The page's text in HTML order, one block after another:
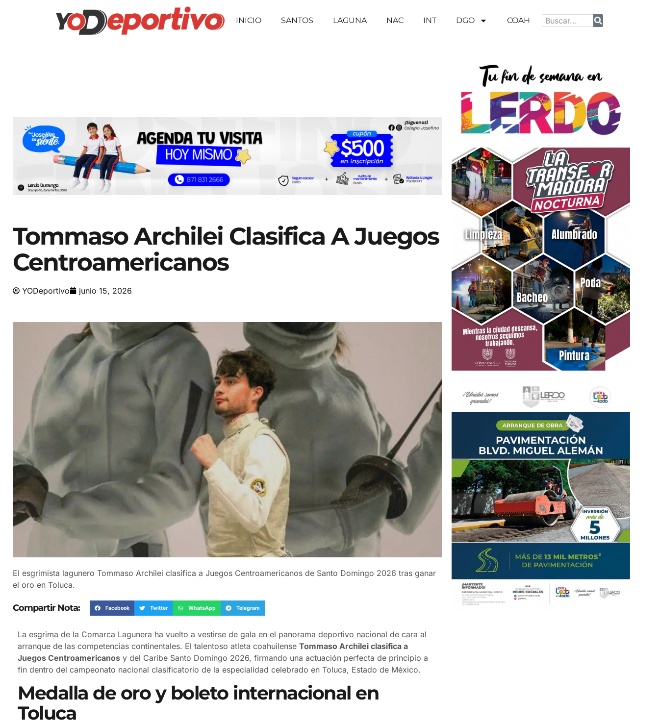
INICIO SANTOS LAGUNA NAC INT DGO COAH
Tommaso Archilei Clasifica A Juegos
Centroamericanos
YODeportivo junio 15, 2026
El esgrimista lagunero Tommaso Archilei clasifica a Juegos Centroamericanos de Santo Domingo 2026 tras ganar
el oro en Toluca.
Compartir Nota: Facebook Twitter WhatsApp Telegram
La esgrima de la Comarca Lagunera ha vuelto a vestirse de gala en el panorama deportivo nacional de cara al
arranque de las competencias continentales. El talentoso atleta coahuilense Tommaso Archilei clasifica a
Juegos Centroamericanos y del Caribe Santo Domingo 2026, firmando una actuación perfecta de principio a
fin dentro del campeonato nacional clasificatorio de la especialidad celebrado en Toluca, Estado de México.
Medalla de oro y boleto internacional en
Toluca